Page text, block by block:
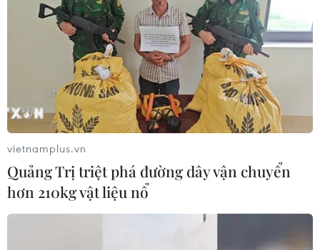
vietnamplus.vn
Quảng Trị triệt phá đường dây vận chuyển
hơn 210kg vật liệu nổ